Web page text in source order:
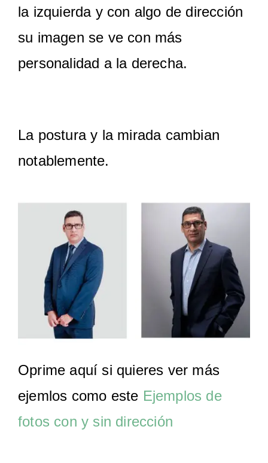
la izquierda y con algo de dirección
su imagen se ve con más
personalidad a la derecha.
La postura y la mirada cambian
notablemente.
Oprime aquí si quieres ver más
ejemlos como este Ejemplos de
fotos con y sin dirección